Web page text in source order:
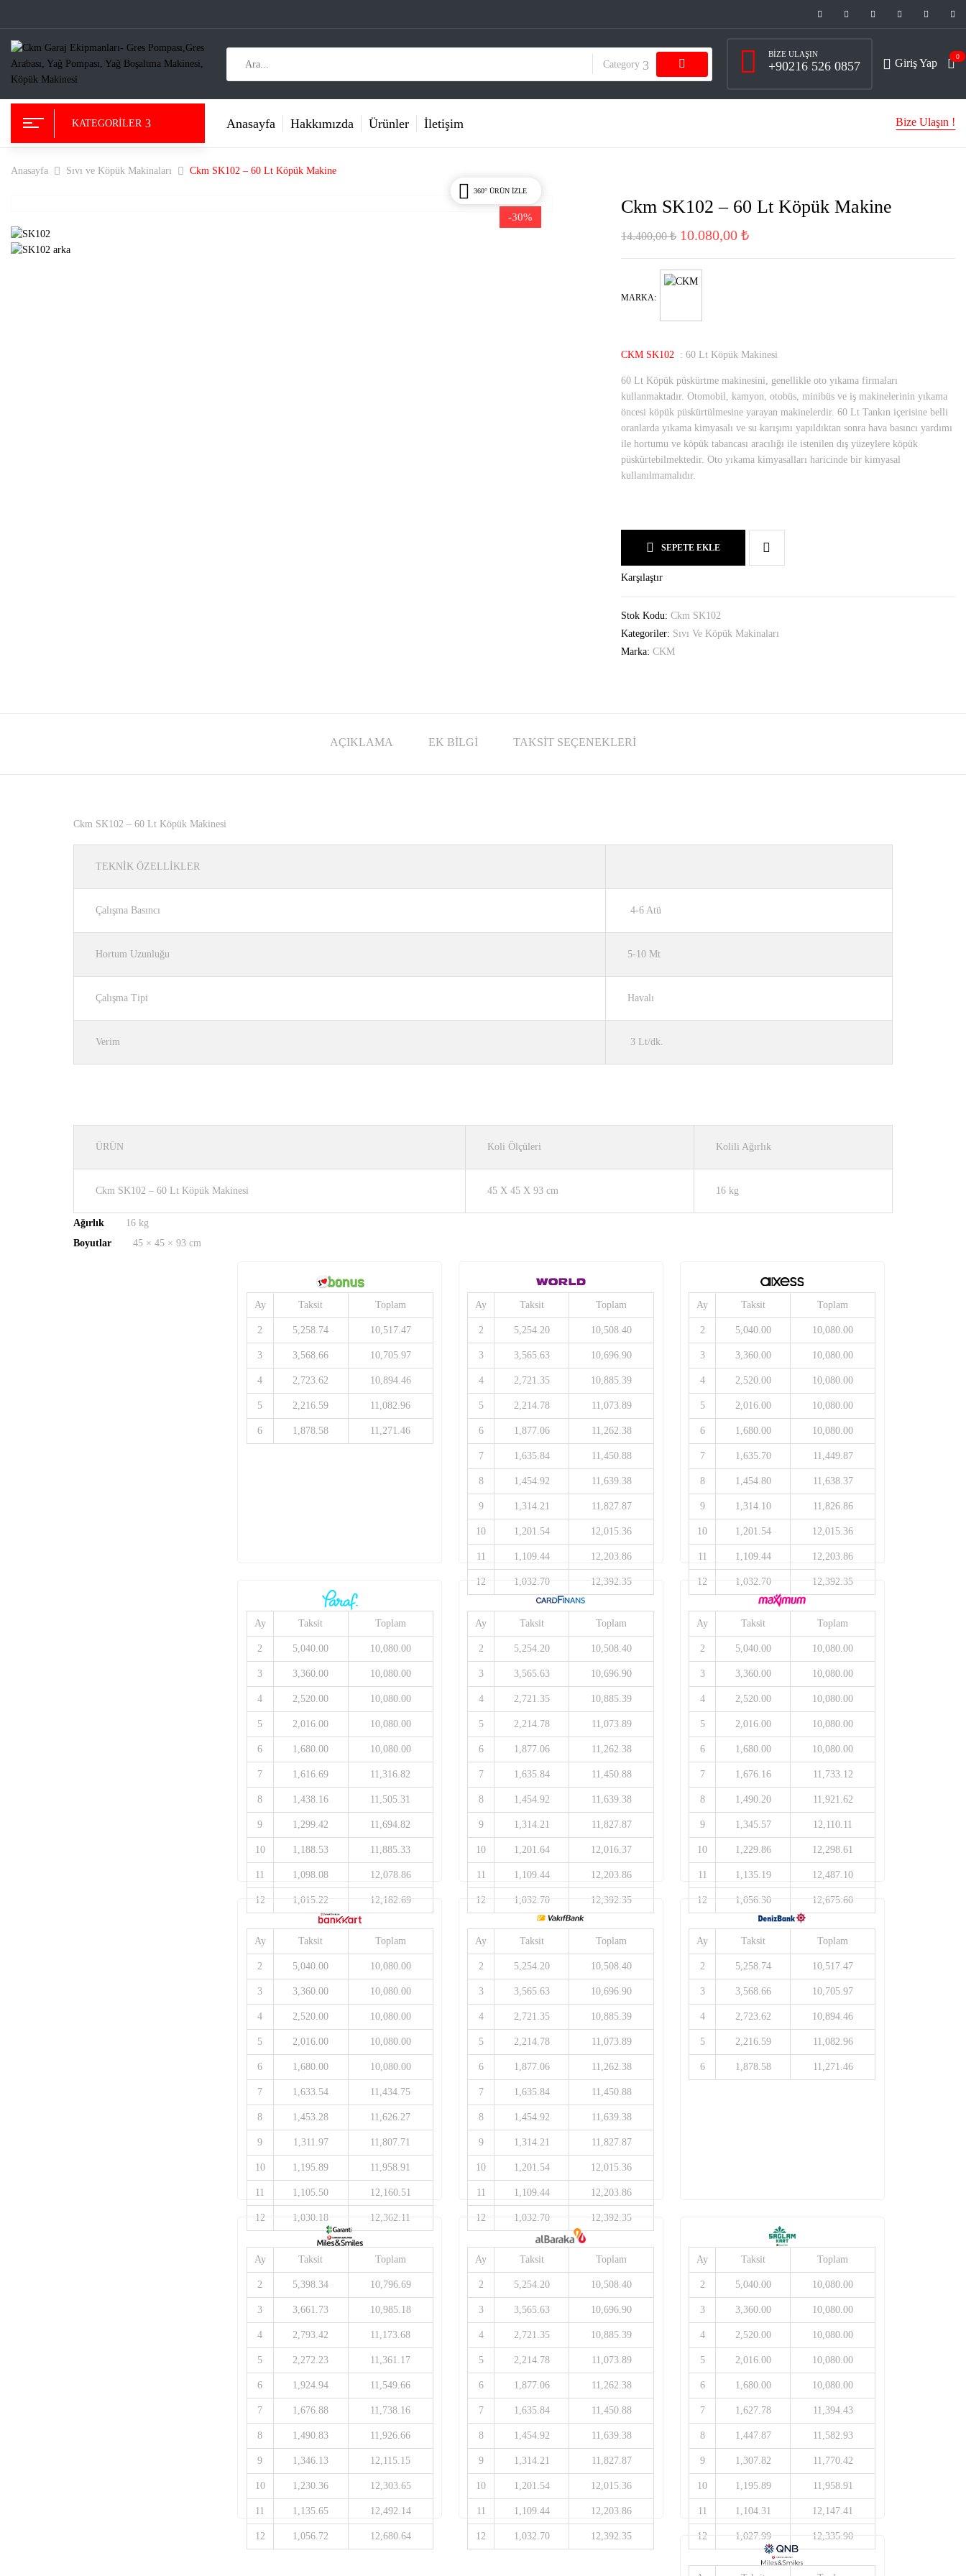
Category
BIZE ULAŞIN
+90216 526 0857 Giriş Yap
0
KATEGORILER Anasayfa Hakkımızda Ürünler İletişim Bize Ulaşın !
Anasayfa Sıvı ve Köpük Makinaları Ckm SK102 – 60 Lt Köpük Makine
-30%
360° ÜRÜN IZLE
Ckm SK102 – 60 Lt Köpük Makine
14.400,00₺ 10.080,00 ₺
MARKA:
CKM SK102: 60 Lt Köpük Makinesi
60 Lt Köpük püskürtme makinesini, genellikle oto yıkama firmaları
kullanmaktadır. Otomobil, kamyon, otobüs, minibüs ve iş makinelerinin yıkama
öncesi köpük püskürtülmesine yarayan makinelerdir. 60 Lt Tankın içerisine belli
oranlarda yıkama kimyasalı ve su karışımı yapıldıktan sonra hava basıncı yardımı
ile hortumu ve köpük tabancası aracılığı ile istenilen dış yüzeylere köpük
püskürtebilmektedir. Oto yıkama kimyasalları haricinde bir kimyasal
kullanılmamalıdır.
SEPETE EKLE
Karşılaştır
Stok Kodu: Ckm SK102
Kategoriler: Sıvı Ve Köpük Makinaları
Marka: CKM
AÇIKLAMA EK BILGI TAKSIT SEÇENEKLERI
Ckm SK102 – 60 Lt Köpük Makinesi
TEKNİK ÖZELLİKLER
Çalışma Basıncı 4-6 Atü
Hortum Uzunluğu 5-10 Mt
Çalışma Tipi Havalı
Verim 3 Lt/dk.
ÜRÜN Koli Ölçüleri Kolili Ağırlık
Ckm SK102 – 60 Lt Köpük Makinesi 45 X 45 X 93 cm 16 kg
Ağırlık
16 kg
Boyutlar
45 × 45 × 93 cm
Ay Taksit Toplam
2 5,040.00 10,080.00
3 3,360.00 10,080.00
4 2,520.00 10,080.00
5 2,016.00 10,080.00
6 1,680.00 10,080.00
7 1,635.70 11,449.87
8 1,454.80 11,638.37
9 1,314.10 11,826.86
10 1,201.54 12,015.36
11 1,109.44 12,203.86
12 1,032.70 12,392.35
Ay Taksit Toplam
2 5,254.20 10,508.40
3 3,565.63 10,696.90
4 2,721.35 10,885.39
5 2,214.78 11,073.89
6 1,877.06 11,262.38
7 1,635.84 11,450.88
8 1,454.92 11,639.38
9 1,314.21 11,827.87
10 1,201.54 12,015.36
11 1,109.44 12,203.86
12 1,032.70 12,392.35
Ay Taksit Toplam
2 5,258.74 10,517.47
3 3,568.66 10,705.97
4 2,723.62 10,894.46
5 2,216.59 11,082.96
6 1,878.58 11,271.46
Ay Taksit Toplam
2 5,040.00 10,080.00
3 3,360.00 10,080.00
4 2,520.00 10,080.00
5 2,016.00 10,080.00
6 1,680.00 10,080.00
7 1,676.16 11,733.12
8 1,490.20 11,921.62
9 1,345.57 12,110.11
10 1,229.86 12,298.61
11 1,135.19 12,487.10
12 1,056.30 12,675.60
Ay Taksit Toplam
2 5,254.20 10,508.40
3 3,565.63 10,696.90
4 2,721.35 10,885.39
5 2,214.78 11,073.89
6 1,877.06 11,262.38
7 1,635.84 11,450.88
8 1,454.92 11,639.38
9 1,314.21 11,827.87
10 1,201.64 12,016.37
11 1,109.44 12,203.86
12 1,032.70 12,392.35
Ay Taksit Toplam
2 5,040.00 10,080.00
3 3,360.00 10,080.00
4 2,520.00 10,080.00
5 2,016.00 10,080.00
6 1,680.00 10,080.00
7 1,616.69 11,316.82
8 1,438.16 11,505.31
9 1,299.42 11,694.82
10 1,188.53 11,885.33
11 1,098.08 12,078.86
12 1,015.22 12,182.69
Ay Taksit Toplam
2 5,258.74 10,517.47
3 3,568.66 10,705.97
4 2,723.62 10,894.46
5 2,216.59 11,082.96
6 1,878.58 11,271.46
Ay Taksit Toplam
2 5,254.20 10,508.40
3 3,565.63 10,696.90
4 2,721.35 10,885.39
5 2,214.78 11,073.89
6 1,877.06 11,262.38
7 1,635.84 11,450.88
8 1,454.92 11,639.38
9 1,314.21 11,827.87
10 1,201.54 12,015.36
11 1,109.44 12,203.86
12 1,032.70 12,392.35
Ay Taksit Toplam
2 5,040.00 10,080.00
3 3,360.00 10,080.00
4 2,520.00 10,080.00
5 2,016.00 10,080.00
6 1,680.00 10,080.00
7 1,633.54 11,434.75
8 1,453.28 11,626.27
9 1,311.97 11,807.71
10 1,195.89 11,958.91
11 1,105.50 12,160.51
12 1,030.18 12,362.11
Ay Taksit Toplam
2 5,040.00 10,080.00
3 3,360.00 10,080.00
4 2,520.00 10,080.00
5 2,016.00 10,080.00
6 1,680.00 10,080.00
7 1,627.78 11,394.43
8 1,447.87 11,582.93
9 1,307.82 11,770.42
10 1,195.89 11,958.91
11 1,104.31 12,147.41
12 1,027.99 12,335.90
Ay Taksit Toplam
2 5,254.20 10,508.40
3 3,565.63 10,696.90
4 2,721.35 10,885.39
5 2,214.78 11,073.89
6 1,877.06 11,262.38
7 1,635.84 11,450.88
8 1,454.92 11,639.38
9 1,314.21 11,827.87
10 1,201.54 12,015.36
11 1,109.44 12,203.86
12 1,032.70 12,392.35
Ay Taksit Toplam
2 5,398.34 10,796.69
3 3,661.73 10,985.18
4 2,793.42 11,173.68
5 2,272.23 11,361.17
6 1,924.94 11,549.66
7 1,676.88 11,738.16
8 1,490.83 11,926.66
9 1,346.13 12,115.15
10 1,230.36 12,303.65
11 1,135.65 12,492.14
12 1,056.72 12,680.64